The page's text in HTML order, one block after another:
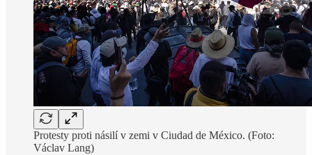
Protesty proti násilí v zemi v Ciudad de México. (Foto:
Václav Lang)